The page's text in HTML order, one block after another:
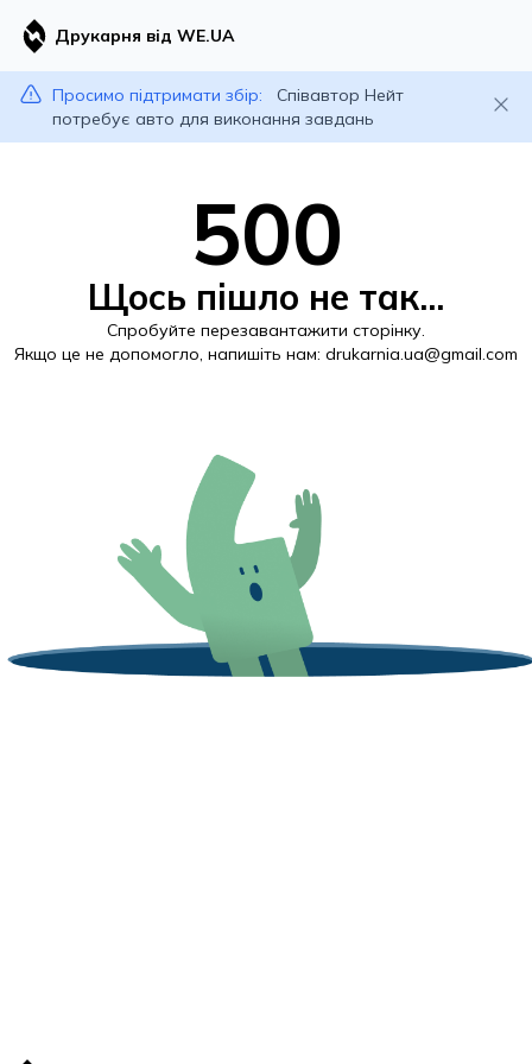
Друкарня від WE.UA
Просимо підтримати збір:
Співавтор Нейт
потребує авто для виконання завдань
500
Щось пішло не так...
Спробуйте перезавантажити сторінку.
Якщо це не допомогло, напишіть нам: drukarnia.ua@gmail.com